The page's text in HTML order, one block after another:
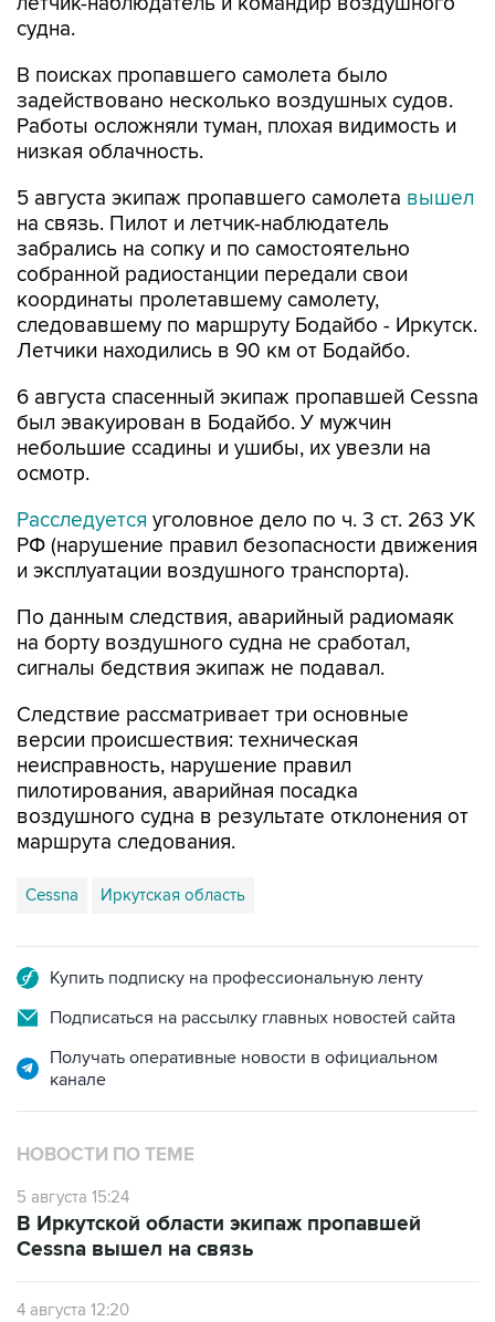
судна.
В поисках пропавшего самолета было
задействовано несколько воздушных судов.
Работы осложняли туман, плохая видимость и
низкая облачность.
5 августа экипаж пропавшего самолета вышел
на связь. Пилот и летчик-наблюдатель
забрались на сопку и по самостоятельно
собранной радиостанции передали свои
координаты пролетавшему самолету,
следовавшему по маршруту Бодайбо - Иркутск.
Летчики находились в 90 км от Бодайбо.
6 августа спасенный экипаж пропавшей Cessna
был эвакуирован в Бодайбо. У мужчин
небольшие ссадины и ушибы, их увезли на
осмотр.
Расследуется уголовное дело по ч. 3 ст. 263 УК
РФ (нарушение правил безопасности движения
и эксплуатации воздушного транспорта).
По данным следствия, аварийный радиомаяк
на борту воздушного судна не сработал,
сигналы бедствия экипаж не подавал.
Следствие рассматривает три основные
версии происшествия: техническая
неисправность, нарушение правил
пилотирования, аварийная посадка
воздушного судна в результате отклонения от
маршрута следования.
Cessna Иркутская область
Купить подписку на профессиональную ленту
Подписаться на рассылку главных новостей сайта
Получать оперативные новости в официальном
канале
НОВОСТИ ПО ТЕМЕ
5 августа 15:24
В Иркутской области экипаж пропавшей
Cessna вышел на связь
4 августа 12:20